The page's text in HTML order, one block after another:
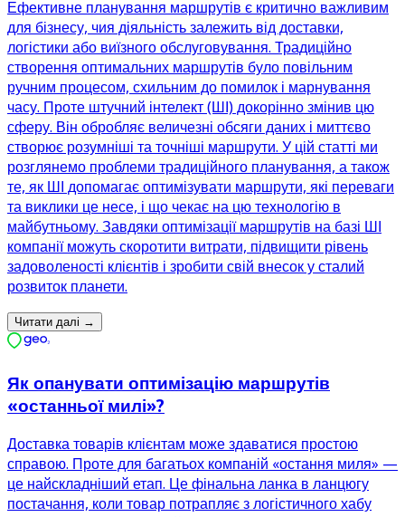
Ефективне планування маршрутів є критично важливим
для бізнесу, чия діяльність залежить від доставки,
логістики або виїзного обслуговування. Традиційно
створення оптимальних маршрутів було повільним
ручним процесом, схильним до помилок і марнування
часу. Проте штучний інтелект (ШІ) докорінно змінив цю
сферу. Він обробляє величезні обсяги даних і миттєво
створює розумніші та точніші маршрути. У цій статті ми
розглянемо проблеми традиційного планування, а також
те, як ШІ допомагає оптимізувати маршрути, які переваги
та виклики це несе, і що чекає на цю технологію в
майбутньому. Завдяки оптимізації маршрутів на базі ШІ
компанії можуть скоротити витрати, підвищити рівень
задоволеності клієнтів і зробити свій внесок у сталий
розвиток планети.
Читати далі →
Як опанувати оптимізацію маршрутів
«останньої милі»?
Доставка товарів клієнтам може здаватися простою
справою. Проте для багатьох компаній «остання миля» —
це найскладніший етап. Це фінальна ланка в ланцюгу
постачання, коли товар потрапляє з логістичного хабу